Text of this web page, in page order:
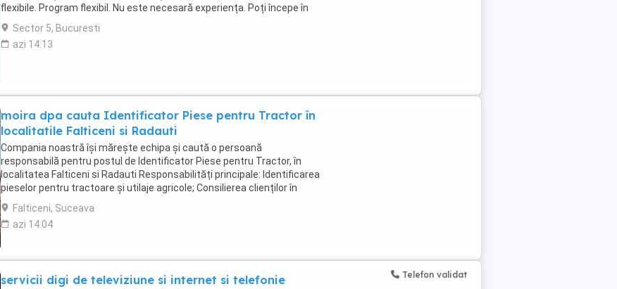
flexibile. Program flexibil. Nu este necesară experiența. Poți începe în
ritmul tău. Beneficiezi ...
Sector 5, Bucuresti
azi 14:13
moira dpa cauta Identificator Piese pentru Tractor în
localitatile Falticeni si Radauti
Compania noastră își mărește echipa și caută o persoană
responsabilă pentru postul de Identificator Piese pentru Tractor, în
localitatea Falticeni si Radauti Responsabilități principale: Identificarea
pieselor pentru tractoare și utilaje agricole; Consilierea clienților în
alegerea pieselor potrivite; Operarea ...
Falticeni, Suceava
azi 14:04
servicii digi de televiziune si internet si telefonie
Telefon validat